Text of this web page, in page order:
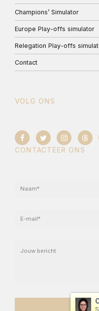
Champions’ Simulator
Europe Play-offs simulator
Relegation Play-offs
Contact
VOLG ONS
CONTACTEER ONS